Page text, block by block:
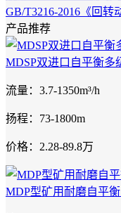
GB/T3216-2016《回转
产品推荐
MDSP双进口自平衡多
流量：3.7-1350m³/h
扬程：73-1800m
价格：2.28-89.8万
MDP型矿用耐磨自平